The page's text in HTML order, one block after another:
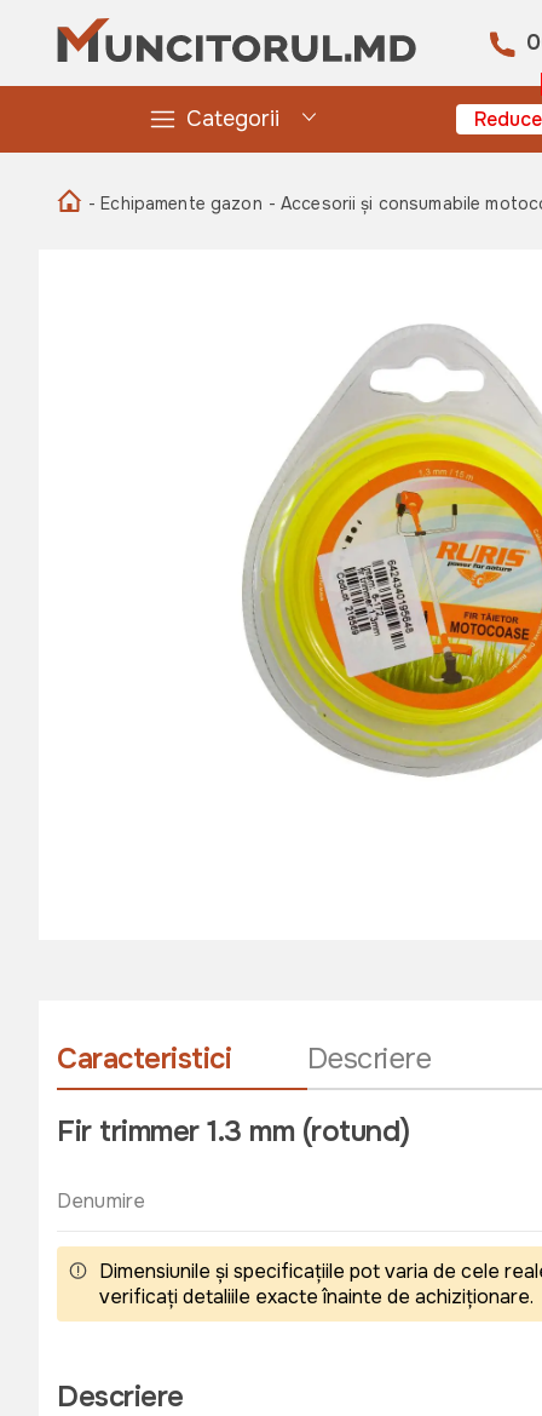
Categorii
- Echipamente gazon - Accesorii și consumabile
Caracteristici Descriere
Fir trimmer 1.3 mm (rotund)
Denumire
Dimensiunile și specificațiile pot varia de cele
verificați detaliile exacte înainte de achiziționare.
Descriere